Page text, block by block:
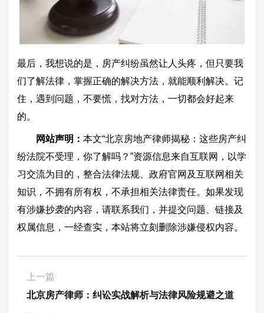
最后，我想说的是，房产纠纷虽然让人头疼，但只要我
们了解法律，掌握正确的解决方法，就能顺利解决。记
住，遇到问题，不要慌，找对方法，一切都会好起来
的。
网站声明：本文“北京房地产律师揭秘：这些房产纠
纷法院不受理，你了解吗？”资源信息来自互联网，以学
习交流为目的，整合法律法规、政府官网及互联网相关
知识，不拥有所有权，不承担相关法律责任。如果发现
有涉嫌抄袭的内容，请联系我们，并提交问题、链接及
权属信息，一经查实，本站将立刻删除涉嫌侵权内容。
上一篇
北京房产律师：纠讼实战解析与法律风险规避之道